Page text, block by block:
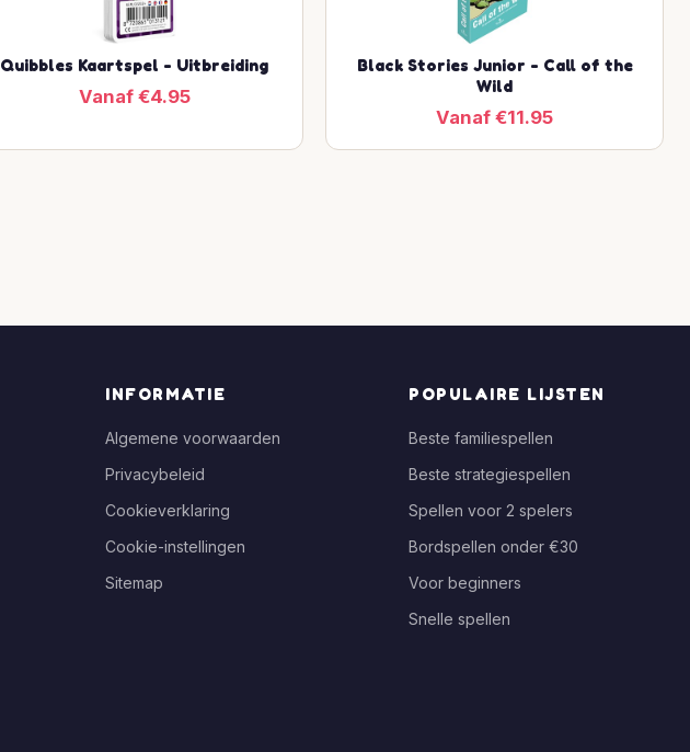
Quibbles Kaartspel - Uitbreiding
Vanaf €4.95
Black Stories Junior - Call of the
Wild
Vanaf €11.95
INFORMATIE
Algemene voorwaarden
Privacybeleid
Cookieverklaring
Cookie-instellingen
Sitemap
POPULAIRE LIJSTEN
Beste familiespellen
Beste strategiespellen
Spellen voor 2 spelers
Bordspellen onder €30
Voor beginners
Snelle spellen